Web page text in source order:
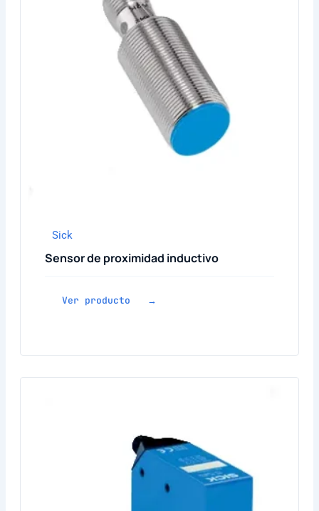
Sick
Sensor de proximidad inductivo
Ver producto →